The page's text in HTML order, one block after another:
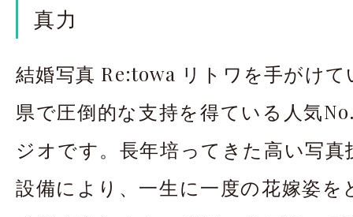
真力
結婚写真 Re:towa リトワを手がけ
県で圧倒的な支持を得ている人気
ジオです。長年培ってきた高い写真
設備により、一生に一度の花嫁姿を